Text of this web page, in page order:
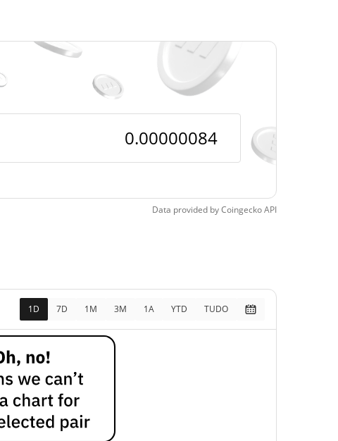
Baixa de todos os
tempos
Jun 25, 2026 (1 meses atrás)
$<0.000001
31.67%
Data provided byCoingeckoAPI
1D 7D 1M 3M 1A YTD TUDO